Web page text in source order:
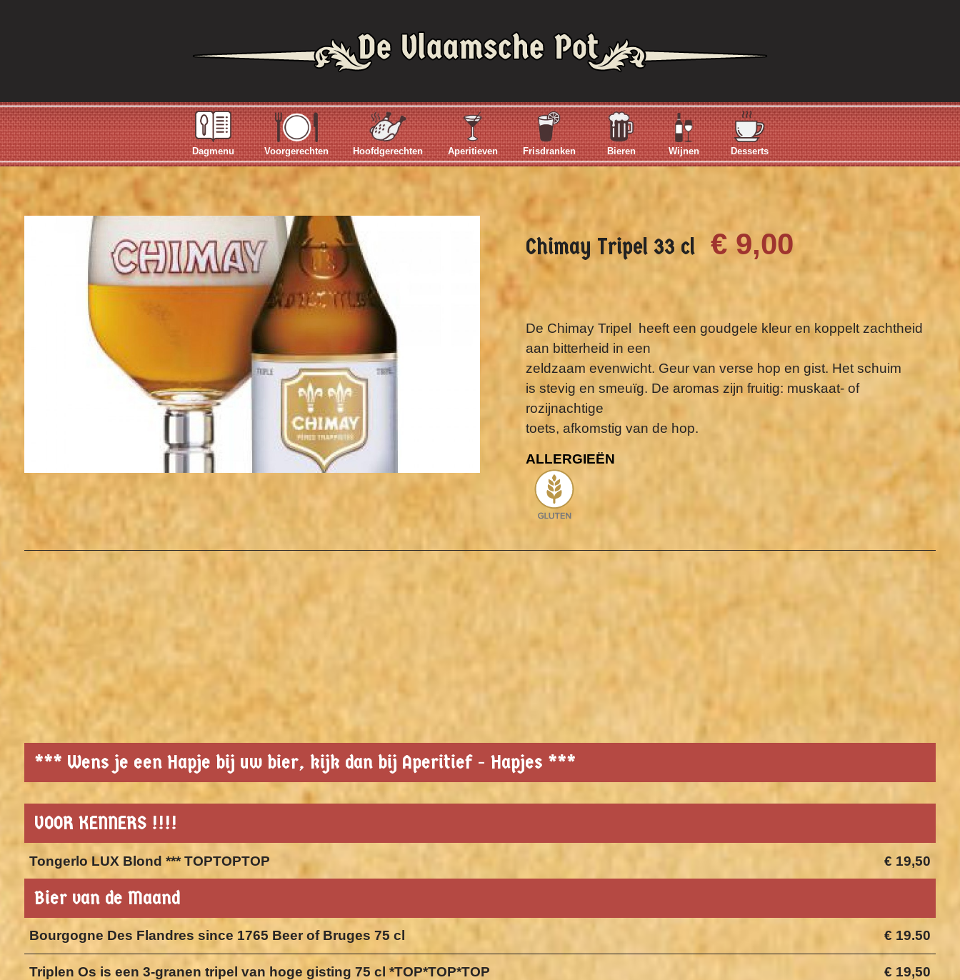
Dagmenu Voorgerechten Hoofdgerechten Aperitieven Frisdranken Bieren Wijnen Desserts
Chimay Tripel 33 cl € 9,00
De Chimay Tripel heeft een goudgele kleur en koppelt zachtheid
aan bitterheid in een
zeldzaam evenwicht. Geur van verse hop en gist. Het schuim
is stevig en smeuïg. De aromas zijn fruitig: muskaat- of
rozijnachtige
toets, afkomstig van de hop.
ALLERGIEËN
*** Wens je een Hapje bij uw bier, kijk dan bij Aperitief - Hapjes ***
VOOR KENNERS !!!!
€ 19,50
Tongerlo LUX Blond *** TOPTOPTOP
Bier van de Maand
€ 19.50
Bourgogne Des Flandres since 1765 Beer of Bruges 75 cl
€ 19,50
Triplen Os is een 3-granen tripel van hoge gisting 75 cl *TOP*TOP*TOP